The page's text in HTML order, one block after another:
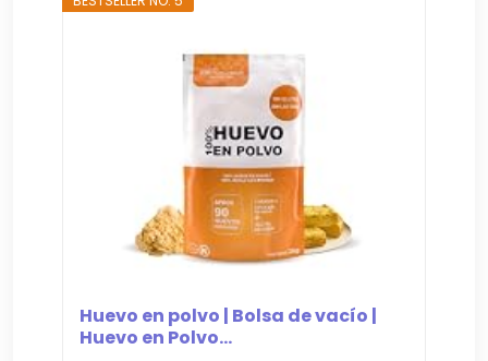
Huevo en polvo | Bolsa de vacío |
Huevo en Polvo...